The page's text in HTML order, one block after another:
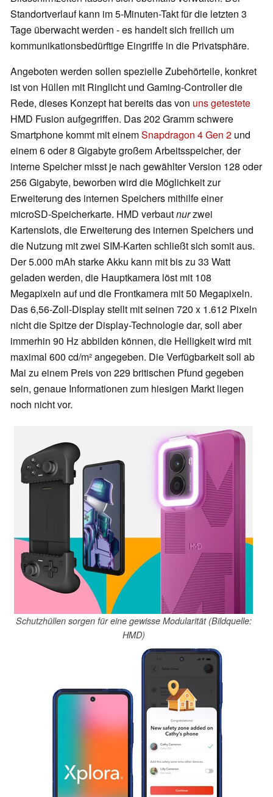
Standortverlauf kann im 5-Minuten-Takt für die letzten 3
Tage überwacht werden - es handelt sich freilich um
kommunikationsbedürftige Eingriffe in die Privatsphäre.
Angeboten werden sollen spezielle Zubehörteile, konkret
ist von Hüllen mit Ringlicht und Gaming-Controller die
Rede, dieses Konzept hat bereits das von uns getestete
HMD Fusion aufgegriffen. Das 202 Gramm schwere
Smartphone kommt mit einemSnapdragon 4 Gen 2 und
einem 6 oder 8 Gigabyte großem Arbeitsspeicher, der
interne Speicher misst je nach gewählter Version 128 oder
256 Gigabyte, beworben wird die Möglichkeit zur
Erweiterung des internen Speichers mithilfe einer
microSD-Speicherkarte. HMD verbautnurzwei
Kartenslots, die Erweiterung des internen Speichers und
die Nutzung mit zwei SIM-Karten schließt sich somit aus.
Der 5.000 mAh starke Akku kann mit bis zu 33 Watt
geladen werden, die Hauptkamera löst mit 108
Megapixeln auf und die Frontkamera mit 50 Megapixeln.
Das 6,56-Zoll-Display stellt mit seinen 720 x 1.612 Pixeln
nicht die Spitze der Display-Technologie dar, soll aber
immerhin 90 Hz abbilden können, die Helligkeit wird mit
maximal 600 cd/m² angegeben. Die Verfügbarkeit soll ab
Mai zu einem Preis von 229 britischen Pfund gegeben
sein, genaue Informationen zum hiesigen Markt liegen
noch nicht vor.
Schutzhüllen sorgen für eine gewisse Modularität (Bildquelle:
HMD)